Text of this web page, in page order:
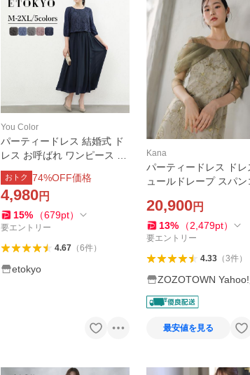
You Color
パーティードレス 結婚式 ド
レス お呼ばれ ワンピース 結
婚式フォーマルドレス 大き
いサイズ ドレス お呼ばれド
レス シフォンロング ロング
セットアップ
おトク 74%OFF価格
4,980円
15% （679pt）
要エントリー
4.67（6件）
etokyo
Kana
パーティードレス ドレ
ュールドレープ スパン
ティードレス オケージ
ドレス お呼ばれワンピ
20,900円
13% （2,479pt）
要エントリー
4.33（3件）
ZOZOTOWN
最安値を見る